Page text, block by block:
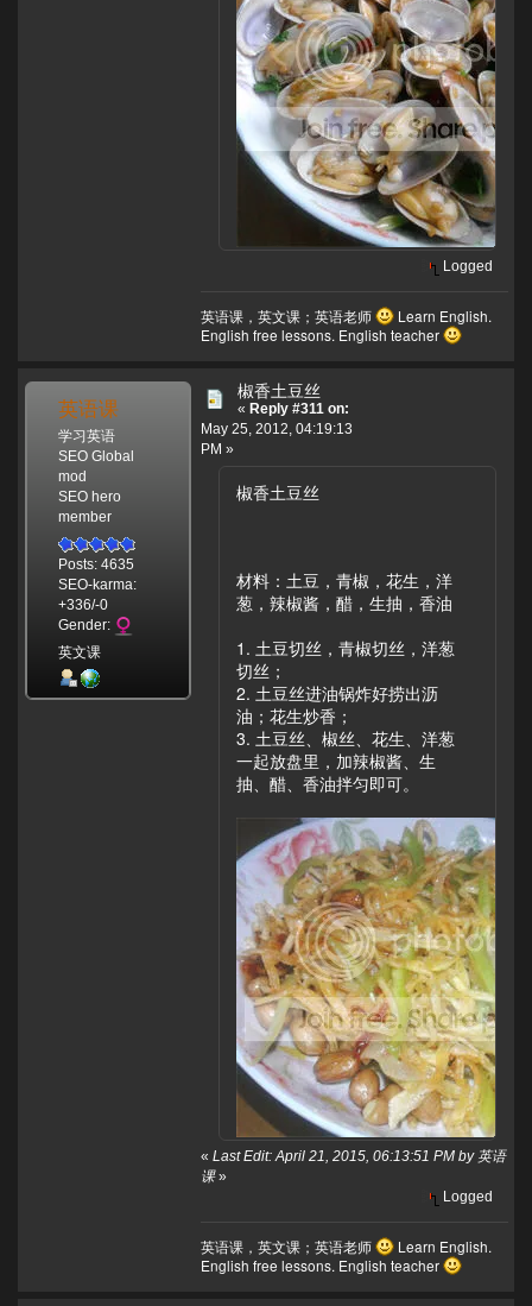
Logged
英语课，英文课；英语老师
Learn English.
English free lessons. English teacher
英语课
学习英语
SEO Global
mod
SEO hero
member
Posts: 4635
SEO-karma:
+336/-0
Gender:
英文课
椒香土豆丝
« Reply #311 on:
May 25, 2012, 04:19:13
PM »
椒香土豆丝
材料：土豆，青椒，花生，洋
葱，辣椒酱，醋，生抽，香油
1. 土豆切丝，青椒切丝，洋葱
切丝；
2. 土豆丝进油锅炸好捞出沥
油；花生炒香；
3. 土豆丝、椒丝、花生、洋葱
一起放盘里，加辣椒酱、生
抽、醋、香油拌匀即可。
« Last Edit: April 21, 2015, 06:13:51 PM by 英语
课»
Logged
英语课，英文课；英语老师
Learn English.
English free lessons. English teacher